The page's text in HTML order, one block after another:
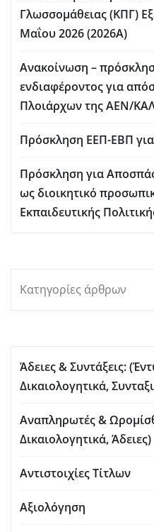
Γλωσσομάθειας (ΚΠΓ)
Μαΐου 2026 (2026Α)
Ανακοίνωση –
ενδιαφέροντος για
Πλοιάρχων της ΑΕΝ/
Πρόσκληση ΕΕΠ-ΕΒΠ
Πρόσκληση για
ως διοικητικό
Εκπαιδευτικής
Κατηγορίες άρθρων
Άδειες & Συντάξεις:
Δικαιολογητικά,
Αναπληρωτές &
Δικαιολογητικά, Άδειες)
Αντιστοιχίες Τίτλων
Αξιολόγηση